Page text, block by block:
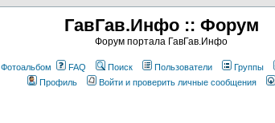
ГавГав.Инфо :: Форум
Форум портала ГавГав.Инфо
Фотоальбом FAQ Поиск Пользователи Группы
Профиль
Войти и проверить личные сообщения